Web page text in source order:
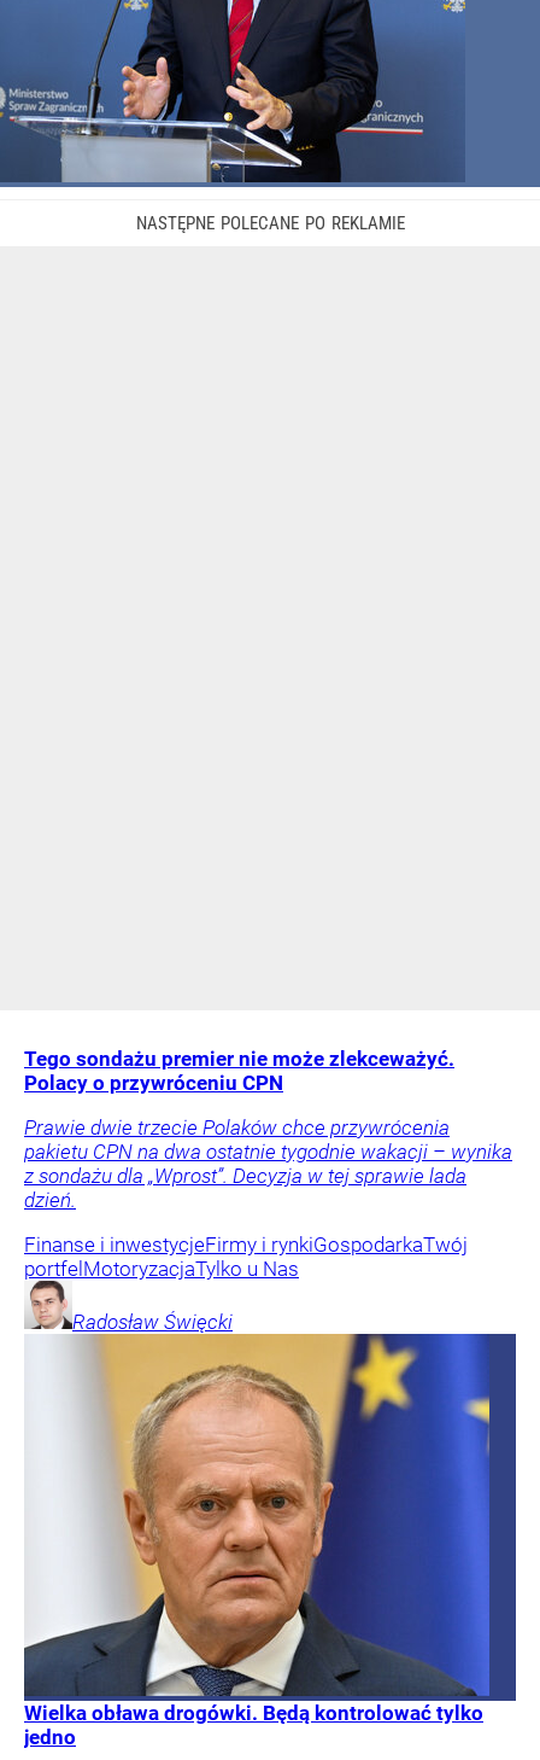
Tego sondażu premier nie może zlekceważyć.
Polacy o przywróceniu CPN
Prawie dwie trzecie Polaków chce przywrócenia
pakietu CPN na dwa ostatnie tygodnie wakacji – wynika
z sondażu dla „Wprost”. Decyzja w tej sprawie lada
dzień.
Finanse i inwestycjeFirmy i rynkiGospodarkaTwój
portfel MotoryzacjaTylko u Nas
Radosław Święcki
Wielka obława drogówki. Będą kontrolować tylko
jedno